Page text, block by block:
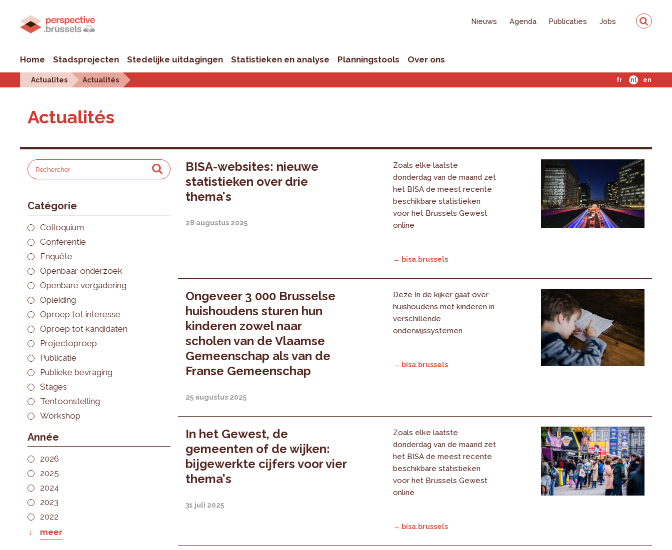
Nieuws Agenda Publicaties Jobs
Home Stadsprojecten Stedelijke uitdagingen Statistieken en analyse Planningstools Over ons
Actualites Actualités fr nl en
Actualités
Catégorie
Colloquium
Conferentie
Enquête
Openbaar onderzoek
Openbare vergadering
Opleiding
Oproep tot interesse
Oproep tot kandidaten
Projectoproep
Publicatie
Publieke bevraging
Stages
Tentoonstelling
Workshop
Année
2026
2025
2024
2023
2022
meer
BISA-websites: nieuwe
statistieken over drie
thema's
28 augustus 2025
Zoals elke laatste
donderdag van de maand zet
het BISA de meest recente
beschikbare statistieken
voor het Brussels Gewest
online
→ bisa.brussels
Ongeveer 3 000 Brusselse
huishoudens sturen hun
kinderen zowel naar
scholen van de Vlaamse
Gemeenschap als van de
Franse Gemeenschap
25 augustus 2025
Deze In de kijker gaat over
huishoudens met kinderen in
verschillende
onderwijssystemen
→ bisa.brussels
In het Gewest, de
gemeenten of de wijken:
bijgewerkte cijfers voor vier
thema's
31 juli 2025
Zoals elke laatste
donderdag van de maand zet
het BISA de meest recente
beschikbare statistieken
voor het Brussels Gewest
online
→ bisa.brussels